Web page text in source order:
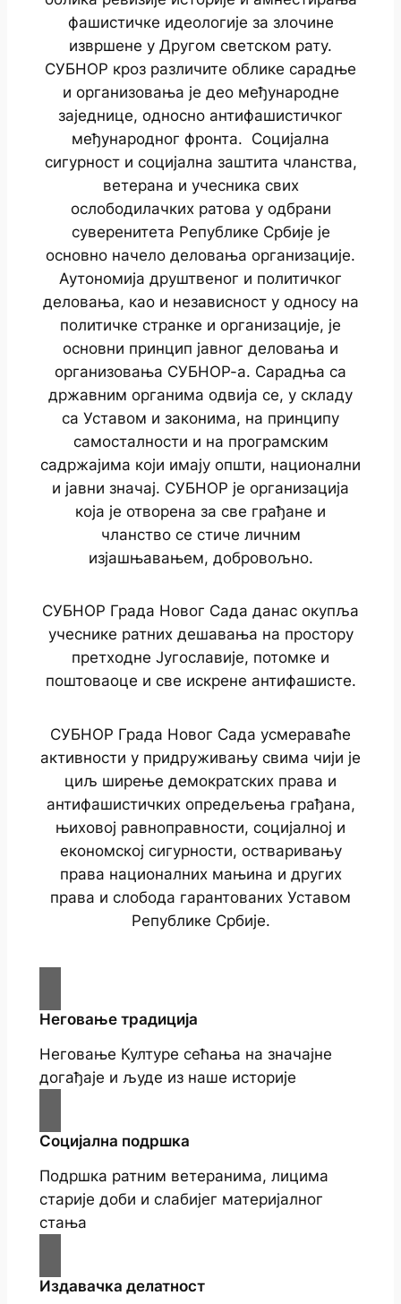
фашистичке идеологије за злочине
извршене у Другом светском рату.
СУБНОР кроз различите облике сарадње
и организовања је део међународне
заједнице, односно антифашистичког
међународног фронта. Социјална
сигурност и социјална заштита чланства,
ветерана и учесника свих
ослободилачких ратова у одбрани
суверенитета Републике Србије је
основно начело деловања организације.
Аутономија друштвеног и политичког
деловања, као и независност у односу на
политичке странке и организације, је
основни принцип јавног деловања и
организовања СУБНОР-а. Сарадња са
државним органима одвија се, у складу
са Уставом и законима, на принципу
самосталности и на програмским
садржајима који имају општи, национални
и јавни значај. СУБНОР је организација
која је отворена за све грађане и
чланство се стиче личним
изјашњавањем, добровољно.
СУБНОР Града Новог Сада данас окупља
учеснике ратних дешавања на простору
претходне Југославије, потомке и
поштоваоце и све искрене антифашисте.
СУБНОР Града Новог Сада усмераваће
активности у придруживању свима чији је
циљ ширење демократских права и
антифашистичких опредељења грађана,
њиховој равноправности, социјалној и
економској сигурности, остваривању
права националних мањина и других
права и слобода гарантованих Уставом
Републике Србије.
Неговање традиција
Неговање Културе сећања на значајне
догађаје и људе из наше историје
Социјална подршка
Подршка ратним ветеранима, лицима
старије доби и слабијег материјалног
стања
Издавачка делатност